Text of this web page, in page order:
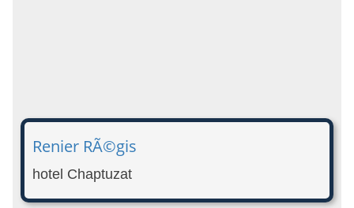
Renier RÃ©gis
hotel Chaptuzat